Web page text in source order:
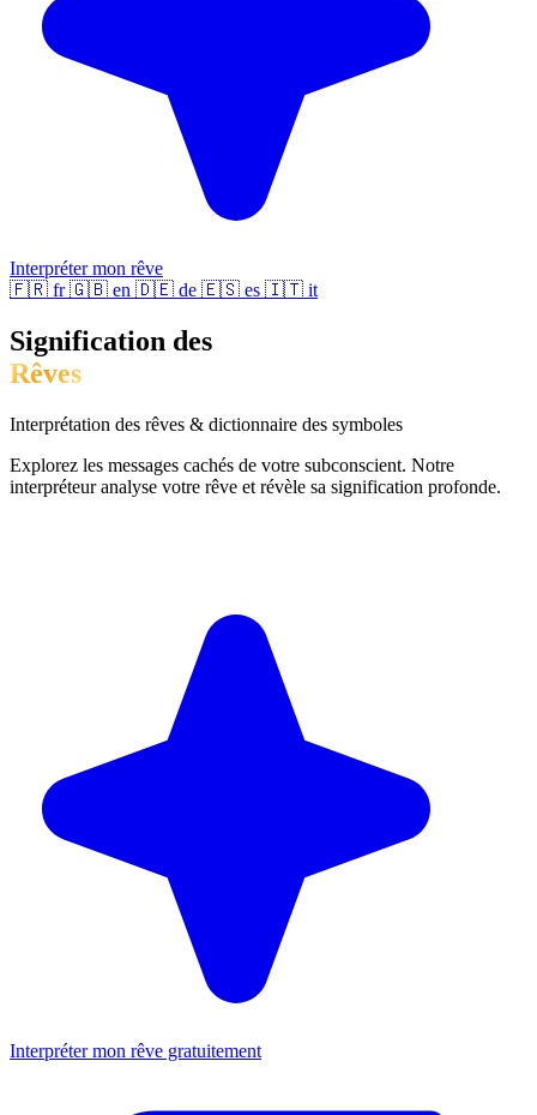
Interpréter mon rêve
🇫🇷 fr 🇬🇧 en 🇩🇪 de 🇪🇸 es 🇮🇹 it
Signification des
Rêves
Interprétation des rêves & dictionnaire des symboles
Explorez les messages cachés de votre subconscient. Notre
interpréteur analyse votre rêve et révèle sa signification profonde.
Interpréter mon rêve gratuitement